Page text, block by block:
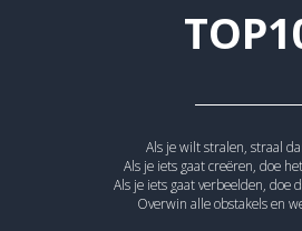
Als je wilt stralen, straal
Als je iets gaat creëren, doe
Als je iets gaat verbeelden, doe
Overwin alle obstakels en